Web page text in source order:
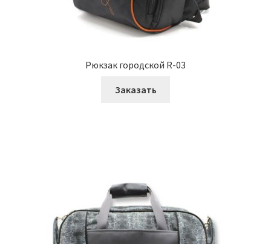
Рюкзак городской R-03
Заказать